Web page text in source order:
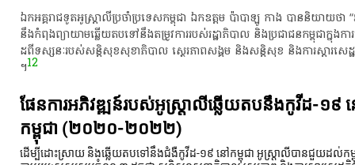
ឯកអគ្គរាជទូត​អូស្ត្រាលី​ប្រចាំ​ប្រទេស​កម្ពុជា​ ឯកឧត្តម​ ប៉ា​បា​ឡូ​ កាង​ បាន​និយាយ​ថា​
នឹង​កំពុង​ព្យាយាម​ឆ្លើយ​តប​ទៅ​នឹង​តម្រូវការ​របស់​រដ្ឋាភិបាល​ និង​ប្រជាជន​កម្ពុជា​ក្នុង​ក
ដ​ពី​ទស្សនៈ​របស់​សន្តិសុខ​សុខាភិបាល​ ស្ថេ​រ​ភាព​សង្គម​ និង​សន្តិសុខ​ និង​ការ​ស្តារ​សេដ្
។​​12